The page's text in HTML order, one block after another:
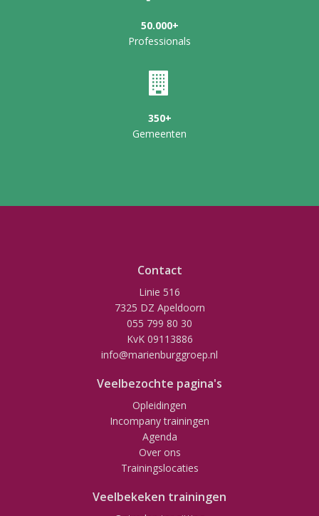
50.000+
Professionals
350+
Gemeenten
Contact
Linie 516
7325 DZ Apeldoorn
055 799 80 30
KvK 09113886
info@marienburggroep.nl
Veelbezochte pagina's
Opleidingen
Incompany trainingen
Agenda
Over ons
Trainingslocaties
Veelbekeken trainingen